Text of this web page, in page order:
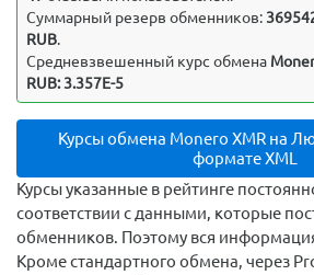
Суммарный резерв обменников:
RUB.
Средневзвешенный курс обмена
RUB: 3.357E-5
Курсы обмена Monero XMR на
формате XML
Курсы указанные в рейтинге
соответствии с данными, которые
обменников. Поэтому вся
Кроме стандартного обмена, через